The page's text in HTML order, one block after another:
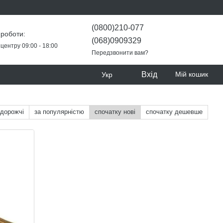
09:00 - 18:00
(0800)210-077
(068)0909329
Передзвонити вам?
Укр Вхід Мій кошик
за популярністю спочатку нові спочатку дешевше